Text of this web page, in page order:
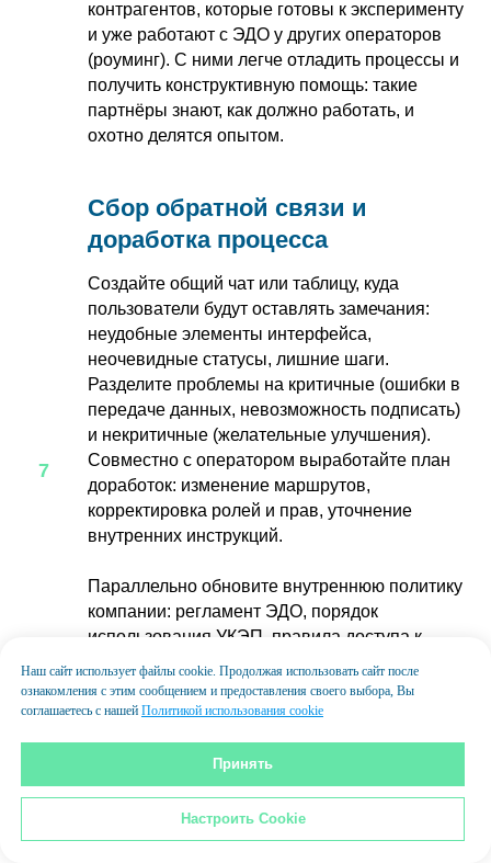
контрагентов, которые готовы к эксперименту
и уже работают с ЭДО у других операторов
(роуминг). С ними легче отладить процессы и
получить конструктивную помощь: такие
партнёры знают, как должно работать, и
охотно делятся опытом.
Сбор обратной связи и
доработка процесса
Создайте общий чат или таблицу, куда
пользователи будут оставлять замечания:
неудобные элементы интерфейса,
неочевидные статусы, лишние шаги.
Разделите проблемы на критичные (ошибки в
передаче данных, невозможность подписать)
и некритичные (желательные улучшения).
Совместно с оператором выработайте план
доработок: изменение маршрутов,
корректировка ролей и прав, уточнение
внутренних инструкций.
Параллельно обновите внутреннюю политику
компании: регламент ЭДО, порядок
использования УКЭП, правила доступа к
архиву, ответственность за обработку
персональных данных. Это снизит
юридические риски и позволит увереннее
Расширение охвата и
закрепление ЭДО в
Наш сайт использует файлы cookie. Продолжая использовать сайт после
ознакомления с этим сообщением и предоставления своего выбора, Вы
соглашаетесь с нашей Политикой использования cookie
Принять
Настроить Cookie